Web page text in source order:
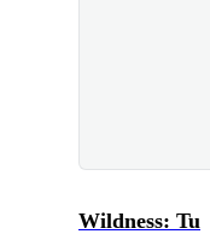
Wildness: Tu